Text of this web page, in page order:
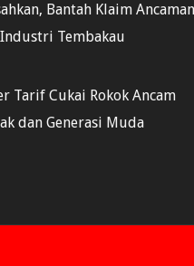
Bantah Klaim Ancaman
Tembakau
Tarif Cukai Rokok Ancam
dan Generasi Muda